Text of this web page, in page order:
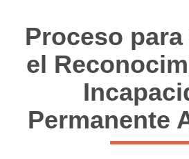
Proceso
el
Permanente